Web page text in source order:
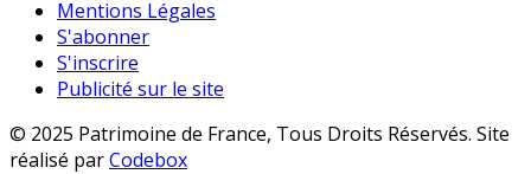
Mentions Légales
S'abonner
S'inscrire
Publicité sur le site
© 2025 Patrimoine de France, Tous Droits Réservés. Site
réalisé parCodebox